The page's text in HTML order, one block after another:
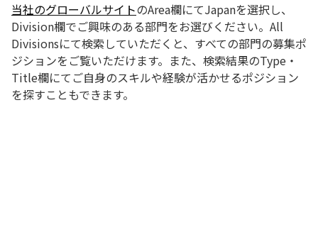
当社のグローバルサイトのArea欄にてJapanを選択し、
Division欄でご興味のある部門をお選びください。All
Divisionsにて検索していただくと、すべての部門の募集ポ
ジションをご覧いただけます。また、検索結果のType・
Title欄にてご自身のスキルや経験が活かせるポジション
を探すこともできます。